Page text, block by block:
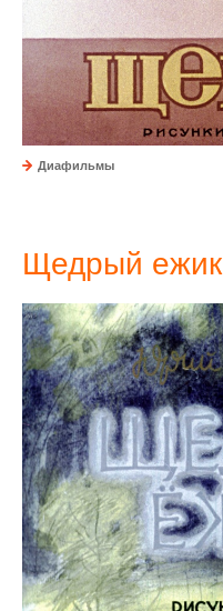
Диафильмы
Щедрый ежик